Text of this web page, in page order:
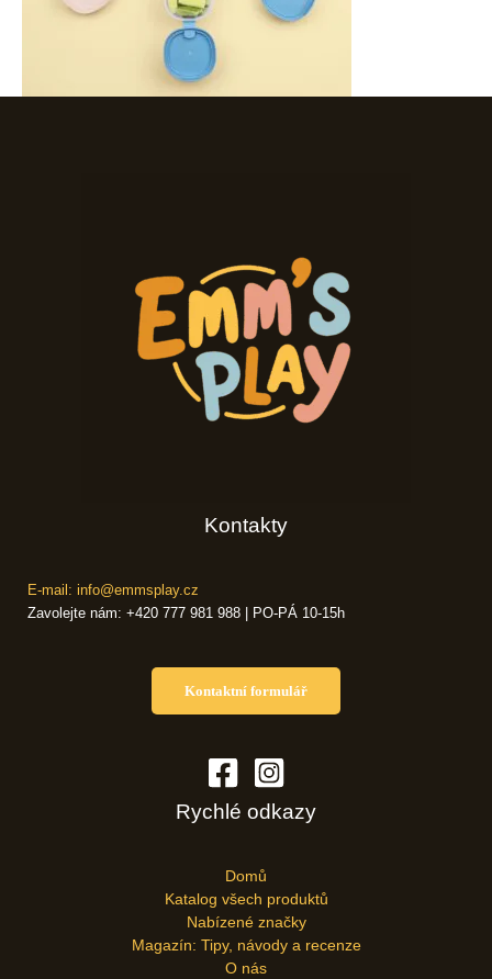
Kontakty
E-mail: info@emmsplay.cz
Zavolejte nám: +420 777 981 988 | PO-PÁ 10-15h
Kontaktní formulář
Rychlé odkazy
Domů
Katalog všech produktů
Nabízené značky
Magazín: Tipy, návody a recenze
O nás